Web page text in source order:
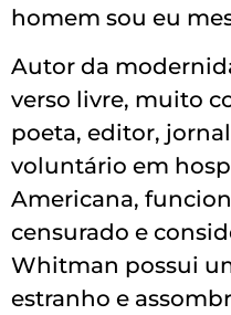
homem sou eu
Autor da
verso livre, muito
poeta, editor,
voluntário em
Americana,
censurado e
Whitman possui
estranho e